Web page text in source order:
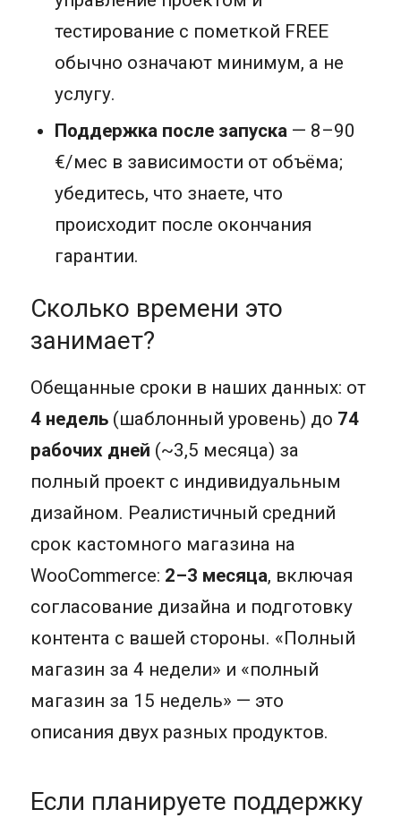
тестирование с пометкой FREE
обычно означают минимум, а не
услугу.
Поддержка после запуска — 8–90
€/мес в зависимости от объёма;
убедитесь, что знаете, что
происходит после окончания
гарантии.
Сколько времени это
занимает?
Обещанные сроки в наших данных: от
4 недель(шаблонный уровень) до 74
рабочих дней (~3,5 месяца) за
полный проект с индивидуальным
дизайном. Реалистичный средний
срок кастомного магазина на
WooCommerce: 2–3 месяца, включая
согласование дизайна и подготовку
контента с вашей стороны. «Полный
магазин за 4 недели» и «полный
магазин за 15 недель» — это
описания двух разных продуктов.
Если планируете поддержку